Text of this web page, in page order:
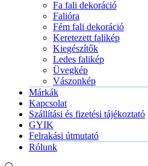
Fa fali dekoráció
Falióra
Fém fali dekoráció
Keretezett falikép
Kiegészítők
Ledes falikép
Üvegkép
Vászonkép
Márkák
Kapcsolat
Szállítási és fizetési tájékoztató
GYIK
Felrakási útmutató
Rólunk